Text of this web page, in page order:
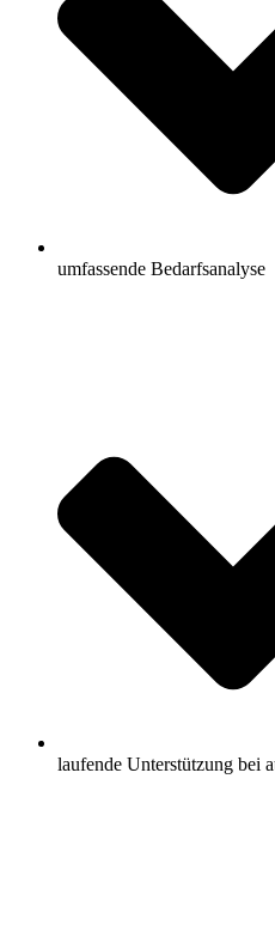
umfassende Bedarfsanalyse
laufende Unterstützung bei